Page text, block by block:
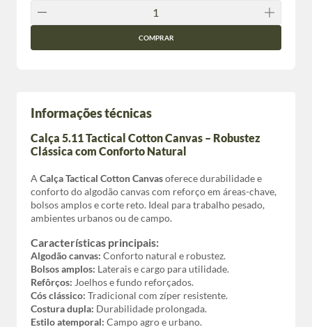
COMPRAR
Informações técnicas
Calça 5.11 Tactical Cotton Canvas – Robustez
Clássica com Conforto Natural
A Calça Tactical Cotton Canvasoferece durabilidade e
conforto do algodão canvas com reforço em áreas-chave,
bolsos amplos e corte reto. Ideal para trabalho pesado,
ambientes urbanos ou de campo.
Características principais:
Algodão canvas: Conforto natural e robustez.
Bolsos amplos: Laterais e cargo para utilidade.
Refôrços: Joelhos e fundo reforçados.
Cós clássico: Tradicional com zíper resistente.
Costura dupla: Durabilidade prolongada.
Estilo atemporal: Campo agro e urbano.